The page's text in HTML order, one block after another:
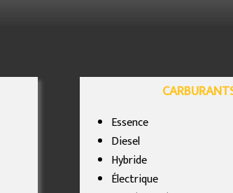
Essence
Diesel
Hybride
Électrique